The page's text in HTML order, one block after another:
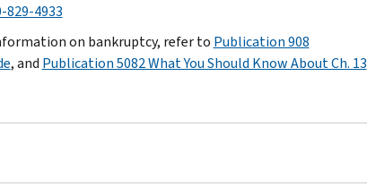
829-4933
on bankruptcy, refer to Publication 908
, and Publication 5082 What You Should Know About Ch. 13